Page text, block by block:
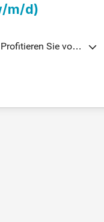
m/d)
Sie von